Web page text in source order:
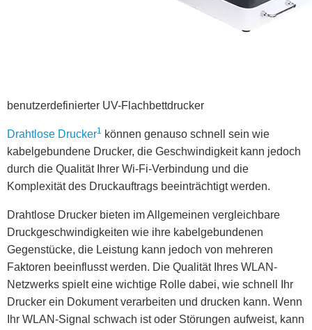
benutzerdefinierter UV-Flachbettdrucker
Drahtlose Drucker1 können genauso schnell sein wie
kabelgebundene Drucker, die Geschwindigkeit kann jedoch
durch die Qualität Ihrer Wi-Fi-Verbindung und die
Komplexität des Druckauftrags beeinträchtigt werden.
Drahtlose Drucker bieten im Allgemeinen vergleichbare
Druckgeschwindigkeiten wie ihre kabelgebundenen
Gegenstücke, die Leistung kann jedoch von mehreren
Faktoren beeinflusst werden. Die Qualität Ihres WLAN-
Netzwerks spielt eine wichtige Rolle dabei, wie schnell Ihr
Drucker ein Dokument verarbeiten und drucken kann. Wenn
Ihr WLAN-Signal schwach ist oder Störungen aufweist, kann